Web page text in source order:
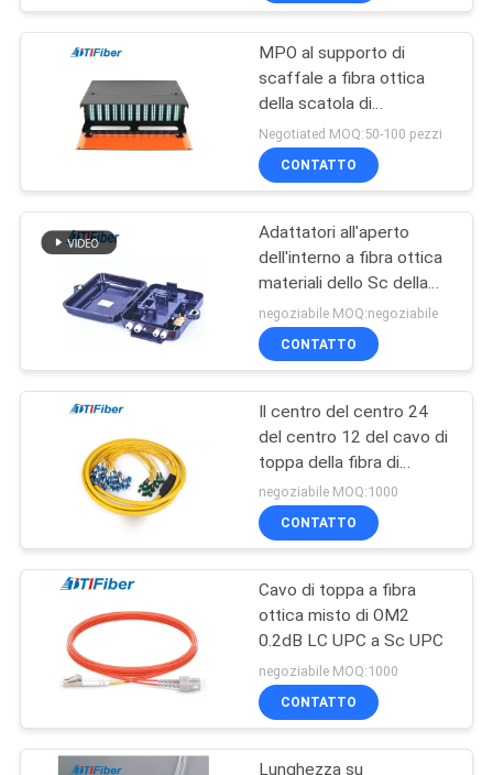
GIRO
DELLA
FABBRICA
DI
QUALITÀ
CONTATTICI
RICHIEDA
UNA
CITAZIONE
DEL
PRIVACY
In fibra ottica
101
Cavo in fibra ottica
240
Connettore fibra
ottica
88
MPO al supporto di
scaffale a fibra ottica
della scatola di
distribuzione del centro
di LC 144 3U ODF
Negotiated MOQ:50-100 pezzi
CONTATTO
Adattatori all'aperto
dell'interno a fibra ottica
materiali dello Sc della
scatola di distribuzione
dell'ABS FTTH adatti
negoziabile MOQ:negoziabile
CONTATTO
Il centro del centro 24
del centro 12 del cavo di
toppa della fibra di
singolo modo di FTTH
FTTA FTTX 6
negoziabile MOQ:1000
CONTATTO
Cavo di toppa a fibra
ottica misto di OM2
0.2dB LC UPC a Sc UPC
negoziabile MOQ:1000
CONTATTO
Lunghezza su